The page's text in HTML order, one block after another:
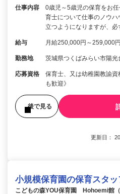
仕事内容
0歳児～5歳児の保育をお
育士について仕事のノウ
立つようになりますが、
給与 月給250,000円～259,000
勤務地 茨城県つくばみらい市陽光
応募資格
保育士、又は幼稚園教諭
も歓迎》
後で見る
更新日：
小規模保育園の保育スタッ
こどもの森YOU保育園 Hohoemi館（